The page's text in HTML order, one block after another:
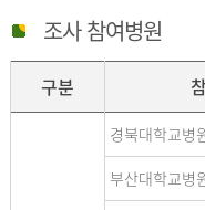
조사 참여병원
구분
경북대학교병
부산대학교병